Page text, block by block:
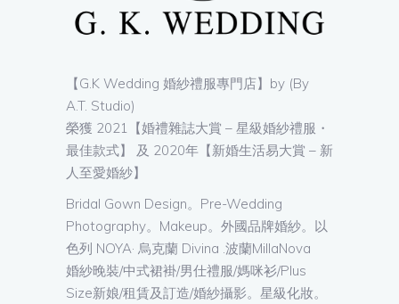
【G.K Wedding 婚紗禮服專門店】by (By
A.T. Studio)
榮獲 2021【婚禮雜誌大賞 – 星級婚紗禮服・
最佳款式】 及 2020年【新婚生活易大賞 – 新
人至愛婚紗】
Bridal Gown Design。Pre-Wedding
Photography。Makeup。外國品牌婚紗。以
色列 NOYA· 烏克蘭 Divina .波蘭MillaNova
婚紗晚裝/中式裙褂/男仕禮服/媽咪衫/Plus
Size新娘/租賃及訂造/婚紗攝影。星級化妝。